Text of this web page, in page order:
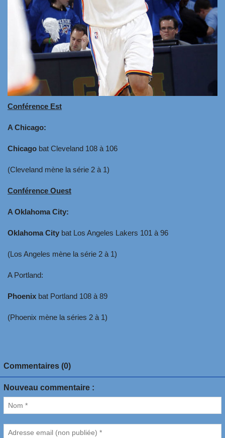
Conférence Est
A Chicago:
Chicago bat Cleveland 108 à 106
(Cleveland mène la série 2 à 1)
Conférence Ouest
A Oklahoma City:
Oklahoma City bat Los Angeles Lakers 101 à 96
(Los Angeles mène la série 2 à 1)
A Portland:
Phoenix bat Portland 108 à 89
(Phoenix mène la séries 2 à 1)
Commentaires (0)
Nouveau commentaire :